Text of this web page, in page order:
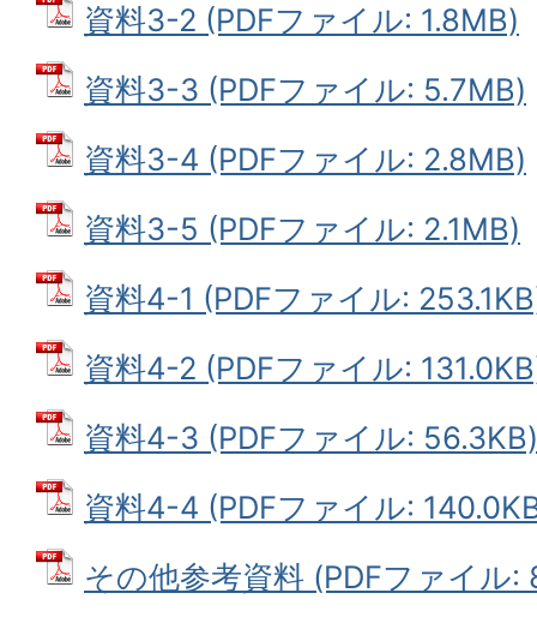
資料3-2 (PDFファイル: 1.8MB)
資料3-3 (PDFファイル: 5.7MB)
資料3-4 (PDFファイル: 2.8MB)
資料3-5 (PDFファイル: 2.1MB)
資料4-1 (PDFファイル:
資料4-2 (PDFファイル:
資料4-3 (PDFファイル: 56.3KB)
資料4-4 (PDFファイル:
その他参考資料 (PDFファイル: